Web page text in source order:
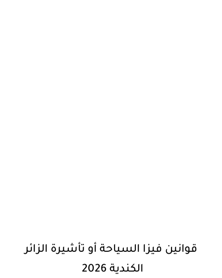
قوانين فيزا السياحة أو تأشيرة الزائر
الكندية 2026